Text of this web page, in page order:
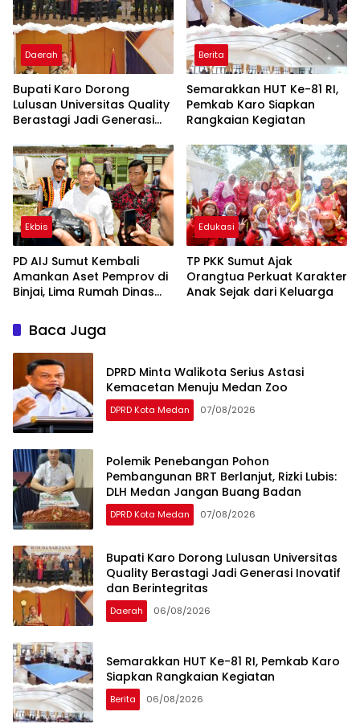
Daerah
Bupati Karo Dorong
Lulusan Universitas Quality
Berastagi Jadi Generasi
Berita
Semarakkan HUT Ke-81 RI,
Pemkab Karo Siapkan
Rangkaian Kegiatan
Ekbis
PD AIJ Sumut Kembali
Amankan Aset Pemprov di
Binjai, Lima Rumah Dinas
Edukasi
TP PKK Sumut Ajak
Orangtua Perkuat Karakter
Anak Sejak dari Keluarga
Baca Juga
DPRD Minta Walikota Serius Astasi
Kemacetan Menuju Medan Zoo
DPRD Kota Medan 07/08/2026
Polemik Penebangan Pohon
Pembangunan BRT Berlanjut, Rizki Lubis:
DLH Medan Jangan Buang Badan
DPRD Kota Medan 07/08/2026
Bupati Karo Dorong Lulusan Universitas
Quality Berastagi Jadi Generasi Inovatif
dan Berintegritas
Daerah 06/08/2026
Semarakkan HUT Ke-81 RI, Pemkab Karo
Siapkan Rangkaian Kegiatan
Berita 06/08/2026